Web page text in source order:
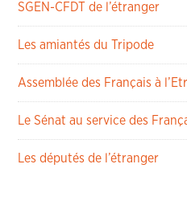
SGEN-CFDT de l’étranger
Les amiantés du Tripode
Assemblée des Français à
Le Sénat au service des
Les députés de l’étranger